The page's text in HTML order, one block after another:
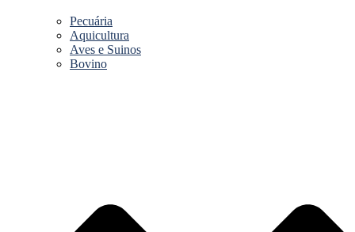
Pecuária
Aquicultura
Aves e Suinos
Bovino